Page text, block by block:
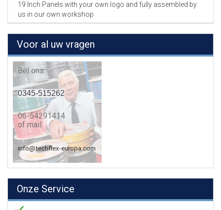
19 Inch Panels with your own logo and fully assembled by
us in our own workshop
Voor al uw vragen
Bel ons:
0345-515262
06-54291414
of mail:
info@techflex-europa.com
Onze Service